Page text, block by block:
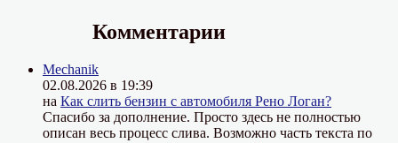
Комментарии
Mechanik
02.08.2026 в 19:39
на Как слить бензин с автомобиля Рено Логан?
Спасибо за дополнение. Просто здесь не полностью
описан весь процесс слива. Возможно часть текста по